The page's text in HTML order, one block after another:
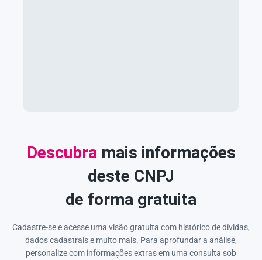
Descubra mais informações
deste CNPJ
de forma gratuita
Cadastre-se e acesse uma visão gratuita com histórico de dívidas,
dados cadastrais e muito mais. Para aprofundar a análise,
personalize com informações extras em uma consulta sob